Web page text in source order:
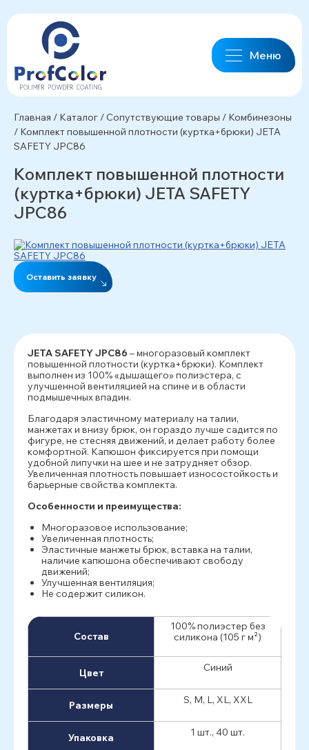
Меню
Главная / Каталог / Сопутствующие товары / Комбинезоны
/ Комплект повышенной плотности (куртка+брюки) JETA
SAFETY JPC86
Комплект повышенной плотности
(куртка+брюки) JETA SAFETY
JPC86
Оставить заявку
JETA SAFETY JPC86 – многоразовый комплект
повышенной плотности (куртка+брюки). Комплект
выполнен из 100% «дышащего» полиэстера, с
улучшенной вентиляцией на спине и в области
подмышечных впадин.
Благодаря эластичному материалу на талии,
манжетах и внизу брюк, он гораздо лучше садится по
фигуре, не стесняя движений, и делает работу более
комфортной. Капюшон фиксируется при помощи
удобной липучки на шее и не затрудняет обзор.
Увеличенная плотность повышает износостойкость и
барьерные свойства комплекта.
Особенности и преимущества:
Многоразовое использование;
Увеличенная плотность;
Эластичные манжеты брюк, вставка на талии,
наличие капюшона обеспечивают свободу
движений;
Улучшенная вентиляция;
Не содержит силикон.
Состав
100% полиэстер без
силикона (105 г м²)
Цвет Синий
Размеры S, M, L, XL, XXL
Упаковка 1 шт., 40 шт.